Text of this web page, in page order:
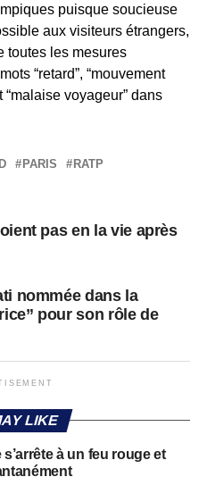
puisque soucieuse
aux visiteurs étrangers,
toutes les mesures
“retard”, “mouvement
“malaise voyageur” dans
PARIS
RATP
pas en la vie après
nommée dans la
pour son rôle de
LIKE
à un feu rouge et